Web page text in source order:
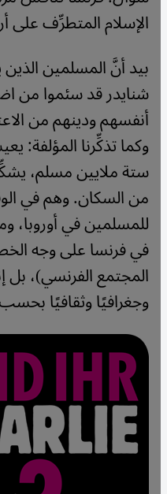
الإسلام المتطرِّف على
بيد أنَّ المسلمين
شنايدر قد سئموا من
أنفسهم ودينهم من
وكما تذكِّرنا المؤلفة:
ستة ملايين مسلم،
من السكان. وهم في
للمسلمين في أوروبا،
في فرنسا على وجه
المجتمع الفرنسي)، بل
وجغرافيًا وثقافيًا